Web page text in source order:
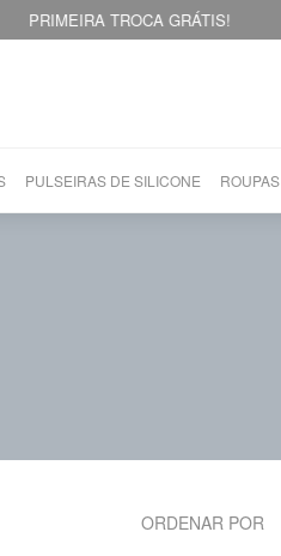
GRÁTIS!
PULSEIRAS DE SILICONE ROUPAS
ORDENAR POR